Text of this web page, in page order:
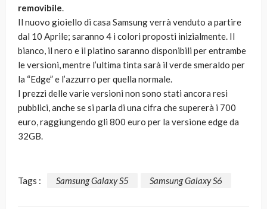
removibile.
Il nuovo gioiello di casa Samsung verrà venduto a partire
dal 10 Aprile; saranno 4 i colori proposti inizialmente. Il
bianco, il nero e il platino saranno disponibili per entrambe
le versioni, mentre l’ultima tinta sarà il verde smeraldo per
la “Edge” e l’azzurro per quella normale.
I prezzi delle varie versioni non sono stati ancora resi
pubblici, anche se si parla di una cifra che supererà i 700
euro, raggiungendo gli 800 euro per la versione edge da
32GB.
Tags : Samsung Galaxy S5 Samsung Galaxy S6